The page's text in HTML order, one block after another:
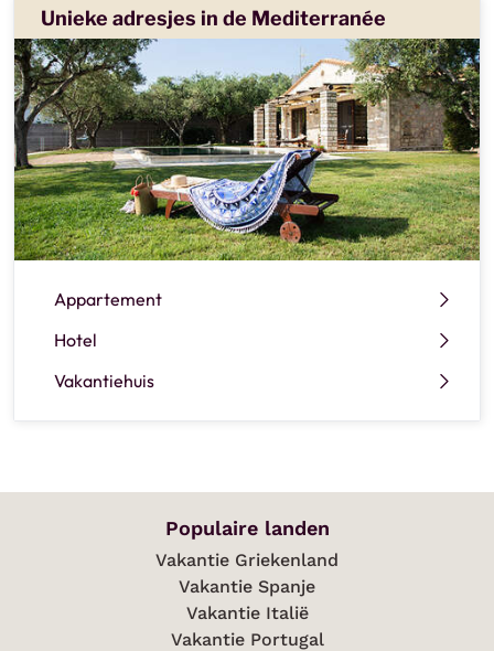
Unieke adresjes in de Mediterranée
Appartement
Hotel
Vakantiehuis
Populaire landen
Vakantie Griekenland
Vakantie Spanje
Vakantie Italië
Vakantie Portugal